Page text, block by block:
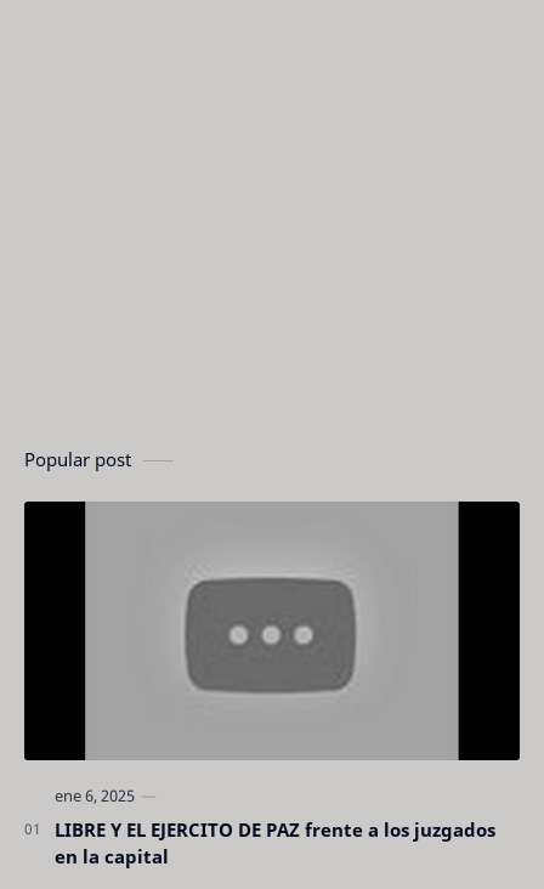
Popular post
LIBRE Y EL EJERCITO DE PAZ frente a los juzgados
en la capital